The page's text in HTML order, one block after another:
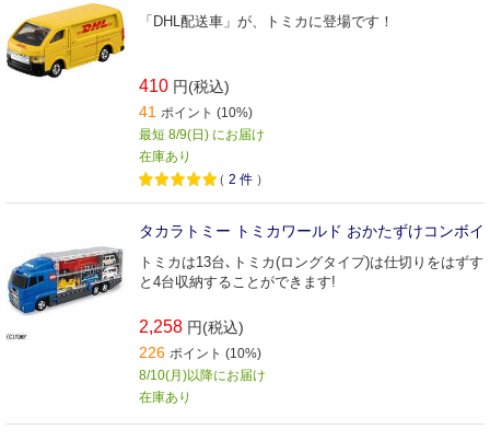
「DHL配送車」が、トミカに登場です！
410 円(税込)
41 ポイント (10%)
最短 8/9(日) にお届け
在庫あり
（ 2 件 ）
タカラトミー トミカワールド おかたずけコンボイ
トミカは13台､トミカ(ロングタイプ)は仕切りをはずす
と4台収納することができます!
2,258 円(税込)
226 ポイント (10%)
8/10(月)以降にお届け
在庫あり